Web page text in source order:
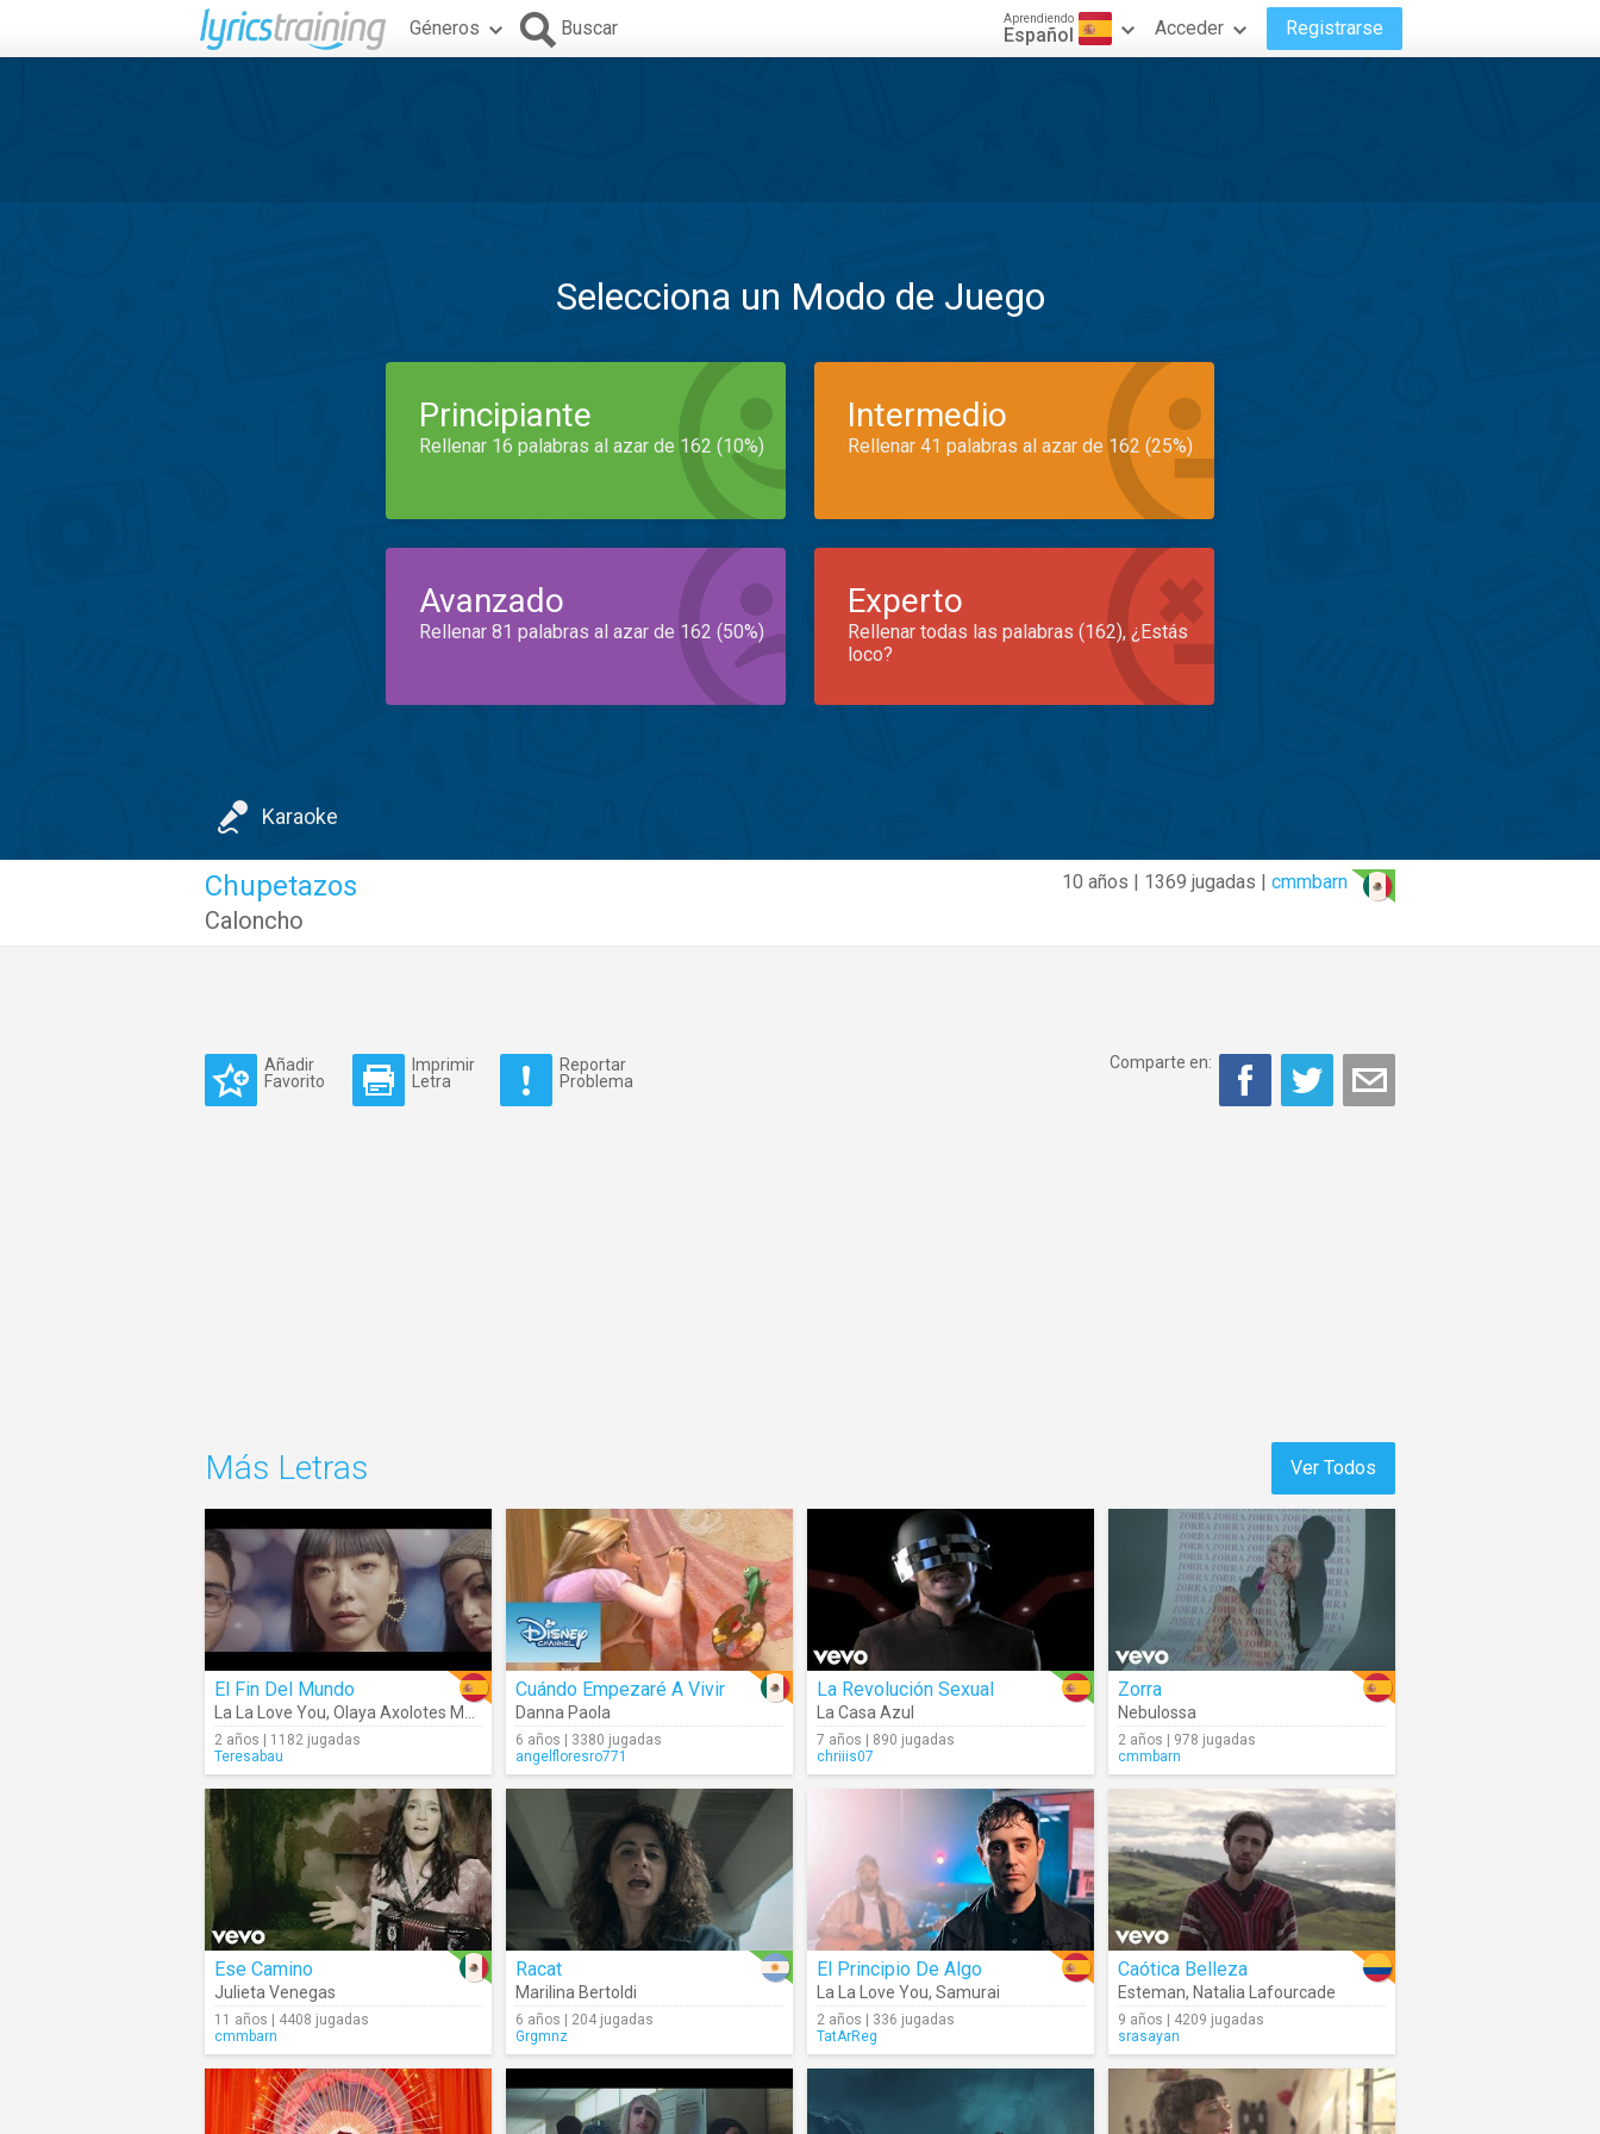
Géneros Buscar Aprendiendo
Español Acceder Registrarse
Selecciona un Modo de Juego
Principiante
Rellenar 16 palabras al azar de 162 (10%)
Intermedio
Rellenar 41 palabras al azar de 162 (25%)
Avanzado
Rellenar 81 palabras al azar de 162 (50%)
Experto
Rellenar todas las palabras (162), ¿Estás
loco?
Karaoke
10 años | 1369 jugadas | cmmbarn
Chupetazos
Caloncho
Añadir
Favorito
Imprimir
Letra
Reportar
Problema
Comparte en:
Ver Todos
Más Letras
El Fin Del Mundo
La La Love You, Olaya Axolotes Mexicanos
2 años | 1182 jugadas
Teresabau
Cuándo Empezaré A Vivir
Danna Paola
6 años | 3380 jugadas
angelfloresro771
La Revolución Sexual
La Casa Azul
7 años | 890 jugadas
chriiis07
Zorra
Nebulossa
2 años | 978 jugadas
cmmbarn
Ese Camino
Julieta Venegas
11 años | 4408 jugadas
cmmbarn
Racat
Marilina Bertoldi
6 años | 204 jugadas
Grgmnz
El Principio De Algo
La La Love You, Samurai
2 años | 336 jugadas
TatArReg
Caótica Belleza
Esteman, Natalia Lafourcade
9 años | 4209 jugadas
srasayan